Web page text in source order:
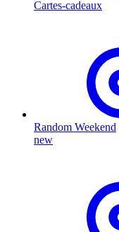
Cartes-cadeaux
Random Weekend
new